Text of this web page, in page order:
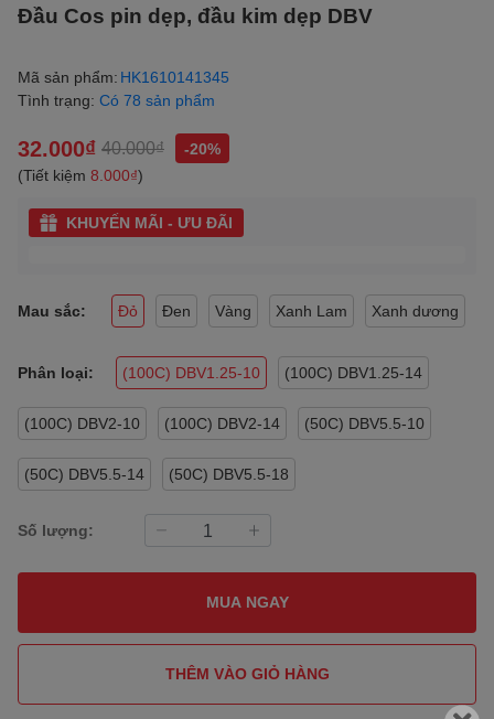
Đầu Cos pin dẹp, đầu kim dẹp DBV
Mã sản phẩm: HK1610141345
Tình trạng: Có 78 sản phẩm
32.000₫ 40.000₫
-20%
(Tiết kiệm 8.000₫)
KHUYẾN MÃI - ƯU ĐÃI
Mau sắc: Đỏ Đen Vàng Xanh Lam Xanh dương
Phân loại: (100C) DBV1.25-10 (100C) DBV1.25-14
(100C) DBV2-10 (100C) DBV2-14 (50C) DBV5.5-10
(50C) DBV5.5-14 (50C) DBV5.5-18
Số lượng:
MUA NGAY
THÊM VÀO GIỎ HÀNG